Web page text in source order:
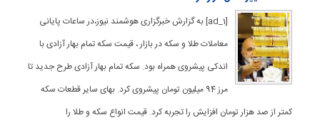
[ad_1] به گزارش خبرگزاری هوشمند نیوز،در ساعات پایانی
معاملات طلا و سکه در بازار ، قیمت سکه تمام بهار آزادی با
اندکی پیشروی همراه بود. سکه تمام بهار آزادی طرح جدید تا
مرز 94 میلیون تومان پیشروی کرد. بهای سایر قطعات سکه
کمتر از صد هزار تومان افزایش را تجربه کرد. قیمت انواع سکه و طلا را